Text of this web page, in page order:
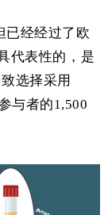
已经经过了欧
代表性的，是
选择采用
与者的1,500